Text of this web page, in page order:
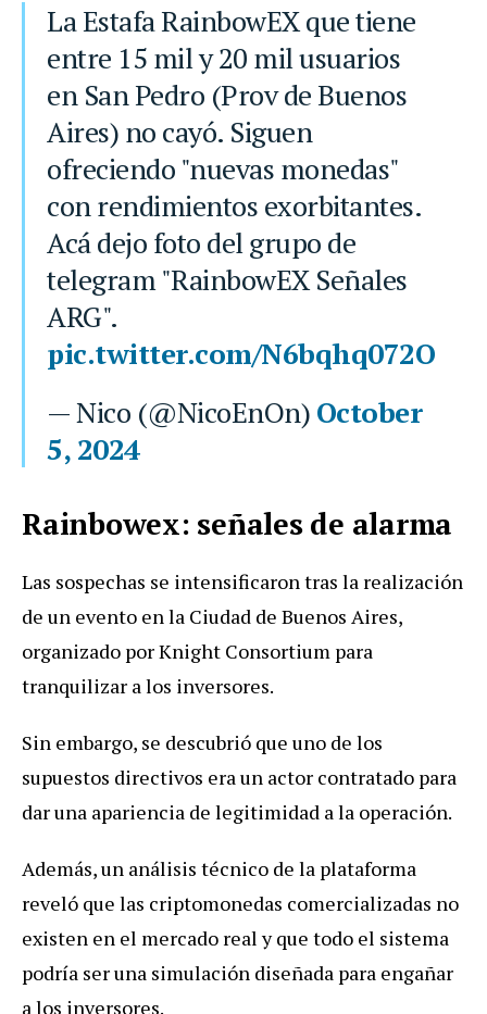
La Estafa RainbowEX que tiene
entre 15 mil y 20 mil usuarios
en San Pedro (Prov de Buenos
Aires) no cayó. Siguen
ofreciendo "nuevas monedas"
con rendimientos exorbitantes.
Acá dejo foto del grupo de
telegram "RainbowEX Señales
ARG".
pic.twitter.com/N6bqhq072O
— Nico (@NicoEnOn) October
5, 2024
Rainbowex: señales de alarma
Las sospechas se intensificaron tras la realización
de un evento en la Ciudad de Buenos Aires,
organizado por Knight Consortium para
tranquilizar a los inversores.
Sin embargo, se descubrió que uno de los
supuestos directivos era un actor contratado para
dar una apariencia de legitimidad a la operación.
Además, un análisis técnico de la plataforma
reveló que las criptomonedas comercializadas no
existen en el mercado real y que todo el sistema
podría ser una simulación diseñada para engañar
a los inversores.